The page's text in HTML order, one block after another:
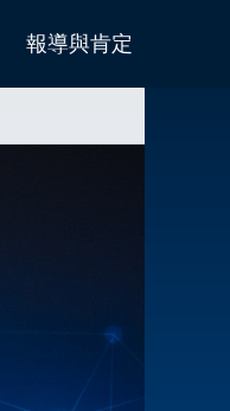
報導與肯定